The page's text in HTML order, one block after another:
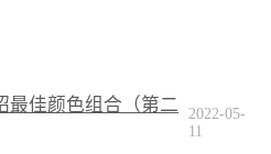
最佳颜色组合（第二
2022-05-
11